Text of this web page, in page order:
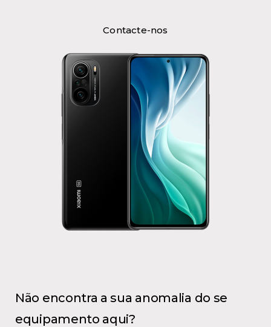
Contacte-nos
Não encontra a sua anomalia do se
equipamento aqui?